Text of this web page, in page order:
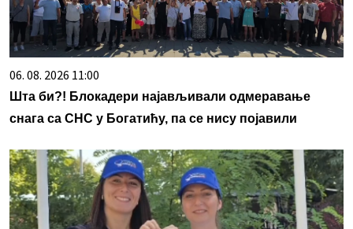
06. 08. 2026 11:00
Шта би?! Блокадери најављивали одмеравање
снага са СНС у Богатићу, па се нису појавили